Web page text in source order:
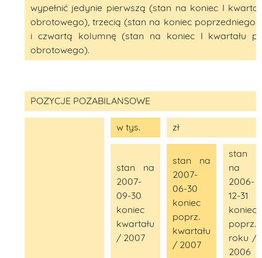
wypełnić jedynie pierwszą (stan na koniec I
obrotowego), trzecią (stan na koniec poprzedniego
i czwartą kolumnę (stan na koniec I kwartału
obrotowego).
POZYCJE POZABILANSOWE
w tys. zł
stan na
2007-
09-30
koniec
kwartału
/ 2007
stan na
2007-
06-30
koniec
poprz.
kwartału
/ 2007
stan
na
2006-
12-31
koniec
poprz.
roku /
2006